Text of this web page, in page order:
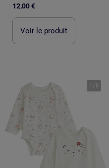
12,00 €
Voir le produit
1 / 5